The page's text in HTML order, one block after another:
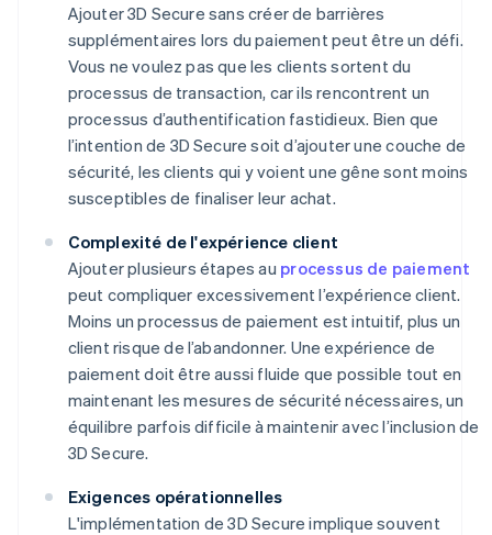
Ajouter 3D Secure sans créer de barrières
supplémentaires lors du paiement peut être un défi.
Vous ne voulez pas que les clients sortent du
processus de transaction, car ils rencontrent un
processus d’authentification fastidieux. Bien que
l’intention de 3D Secure soit d’ajouter une couche de
sécurité, les clients qui y voient une gêne sont moins
susceptibles de finaliser leur achat.
Complexité de l'expérience client
Ajouter plusieurs étapes au processus de paiement
peut compliquer excessivement l’expérience client.
Moins un processus de paiement est intuitif, plus un
client risque de l’abandonner. Une expérience de
paiement doit être aussi fluide que possible tout en
maintenant les mesures de sécurité nécessaires, un
équilibre parfois difficile à maintenir avec l’inclusion de
3D Secure.
Exigences opérationnelles
L'implémentation de 3D Secure implique souvent